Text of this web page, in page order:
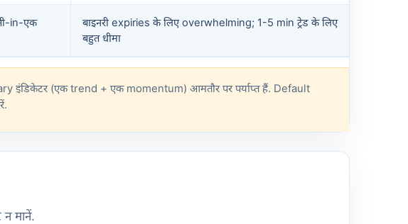
in-एक
बाइनरी expiries के लिए overwhelming; 1-5 min ट्रेड के लिए
बहुत धीमा
इंडिकेटर (एक trend + एक momentum) आमतौर पर पर्याप्त हैं. Default
मानें.